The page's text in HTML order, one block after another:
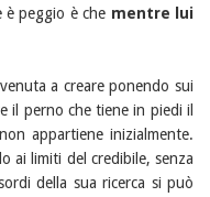
peggio è che mentre lui
a creare ponendo sui
il perno che tiene in piedi il
appartiene inizialmente.
ai limiti del credibile, senza
della sua ricerca si può